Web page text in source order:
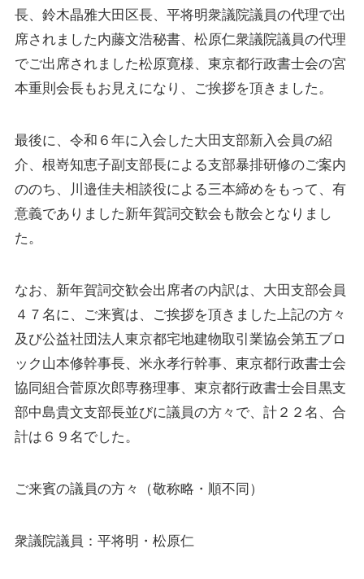
長、鈴木晶雅大田区長、平将明衆議院議員の代理で出
席されました内藤文浩秘書、松原仁衆議院議員の代理
でご出席されました松原寛様、東京都行政書士会の宮
本重則会長もお見えになり、ご挨拶を頂きました。
最後に、令和６年に入会した大田支部新入会員の紹
介、根嵜知恵子副支部長による支部暴排研修のご案内
ののち、川邉佳夫相談役による三本締めをもって、有
意義でありました新年賀詞交歓会も散会となりまし
た。
なお、新年賀詞交歓会出席者の内訳は、大田支部会員
４７名に、ご来賓は、ご挨拶を頂きました上記の方々
及び公益社団法人東京都宅地建物取引業協会第五ブロ
ック山本修幹事長、米永孝行幹事、東京都行政書士会
協同組合菅原次郎専務理事、東京都行政書士会目黒支
部中島貴文支部長並びに議員の方々で、計２２名、合
計は６９名でした。
ご来賓の議員の方々（敬称略・順不同）
衆議院議員：平将明・松原仁